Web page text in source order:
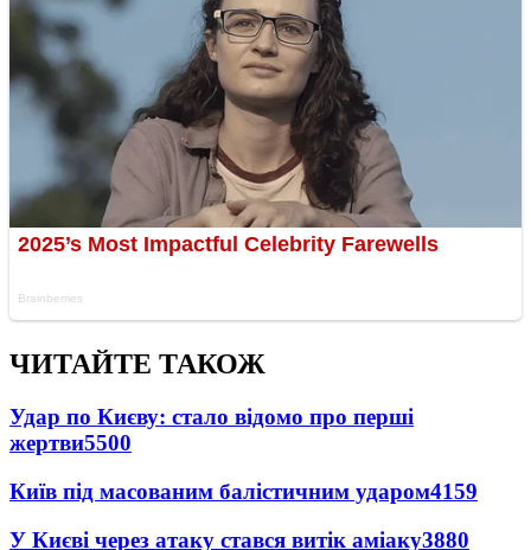
ЧИТАЙТЕ ТАКОЖ
Удар по Києву: стало відомо про перші
жертви5500
Київ під масованим балістичним ударом4159
У Києві через атаку стався витік аміаку3880